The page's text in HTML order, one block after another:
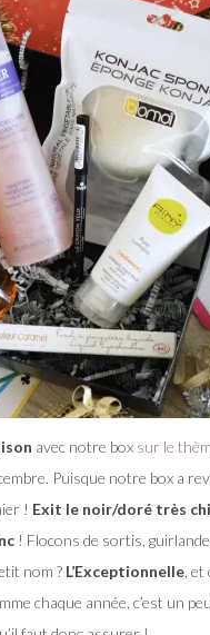
avec notre box sur le
Puisque notre box a
! Exit le noir/doré très
! Flocons de sortis,
nom ? L’Exceptionnelle ,
chaque année, c’est un